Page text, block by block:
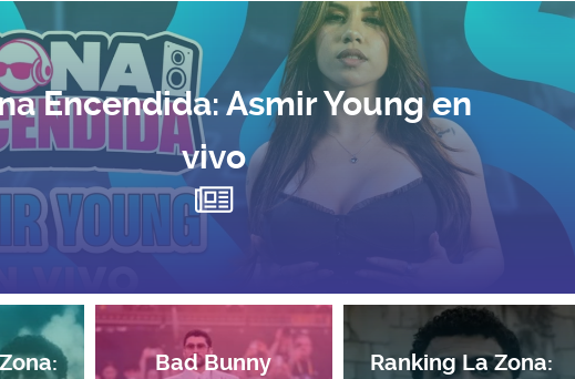
Encendida: Asmir Young en
vivo
Bad Bunny
Ranking La Zona: